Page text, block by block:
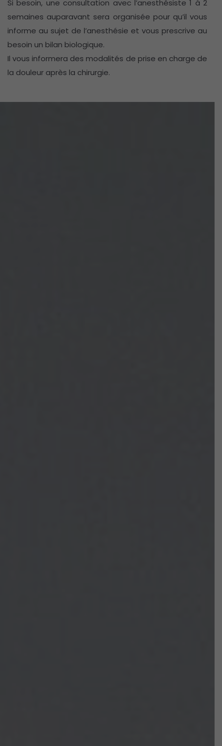
Si besoin, une consultation avec l’anesthésiste 1 à 2
semaines auparavant sera organisée pour qu’il vous
informe au sujet de l’anesthésie et vous prescrive au
besoin un bilan biologique.
Il vous informera des modalités de prise en charge de
la douleur après la chirurgie.